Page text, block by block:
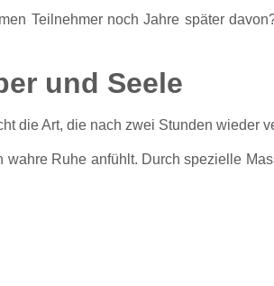
Teilnehmer noch Jahre später
und Seele
die Art, die nach zwei Stunden wieder
Ruhe anfühlt. Durch spezielle